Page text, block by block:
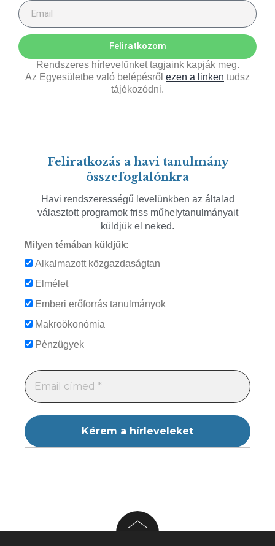
Feliratkozom
Rendszeres hírlevelünket tagjaink kapják meg.
Az Egyesületbe való belépésről ezen a linken tudsz
tájékozódni.
Feliratkozás a havi tanulmány
összefoglalónkra
Havi rendszerességű levelünkben az általad
választott programok friss műhelytanulmányait
küldjük el neked.
Milyen témában küldjük:
Alkalmazott közgazdaságtan
Elmélet
Emberi erőforrás tanulmányok
Makroökonómia
Pénzügyek